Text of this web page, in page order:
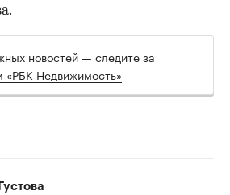
новостей — следите за
«РБК-Недвижимость»